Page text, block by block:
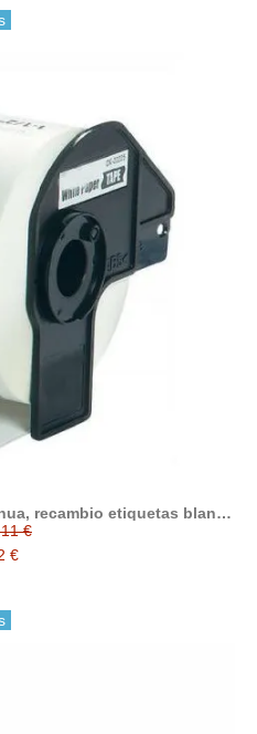
recambio etiquetas blanco
m compatible a DK-22225
€
€